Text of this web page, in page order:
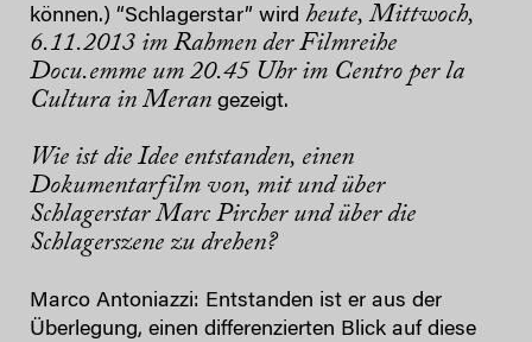
können.) “Schlagerstar” wird heute, Mittwoch,
6.11.2013 im Rahmen der Filmreihe
Docu.emme um 20.45 Uhr im Centro per la
Cultura in Meran gezeigt.
Wie ist die Idee entstanden, einen
Dokumentarfilm von, mit und über
Schlagerstar Marc Pircher und über die
Schlagerszene zu drehen?
Marco Antoniazzi: Entstanden ist er aus der
Überlegung, einen differenzierten Blick auf diese